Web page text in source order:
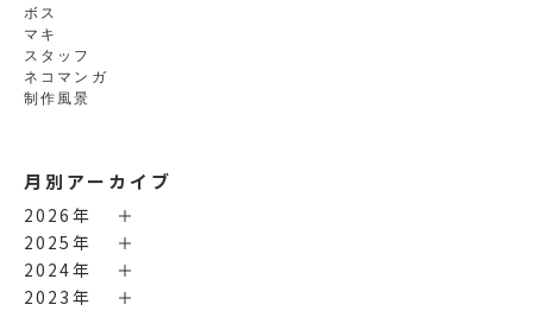
ボス
マキ
スタッフ
ネコマンガ
制作風景
月別アーカイブ
2026年
2025年
2024年
2023年